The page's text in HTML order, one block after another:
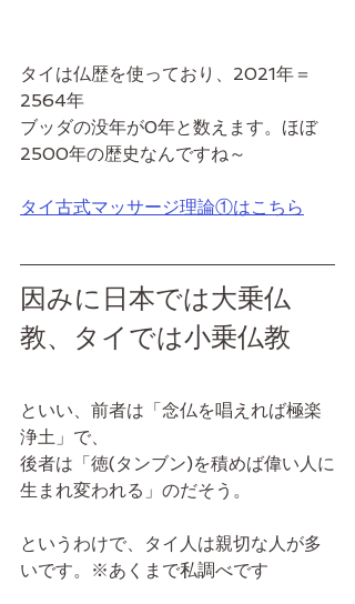
タイは仏歴を使っており、2021年＝
2564年
ブッダの没年が0年と数えます。ほぼ
2500年の歴史なんですね～
タイ古式マッサージ理論①はこちら
因みに日本では大乗仏
教、タイでは小乗仏教
といい、前者は「念仏を唱えれば極楽
浄土」で、
後者は「徳(タンブン)を積めば偉い人に
生まれ変われる」のだそう。
というわけで、タイ人は親切な人が多
いです。※あくまで私調べです